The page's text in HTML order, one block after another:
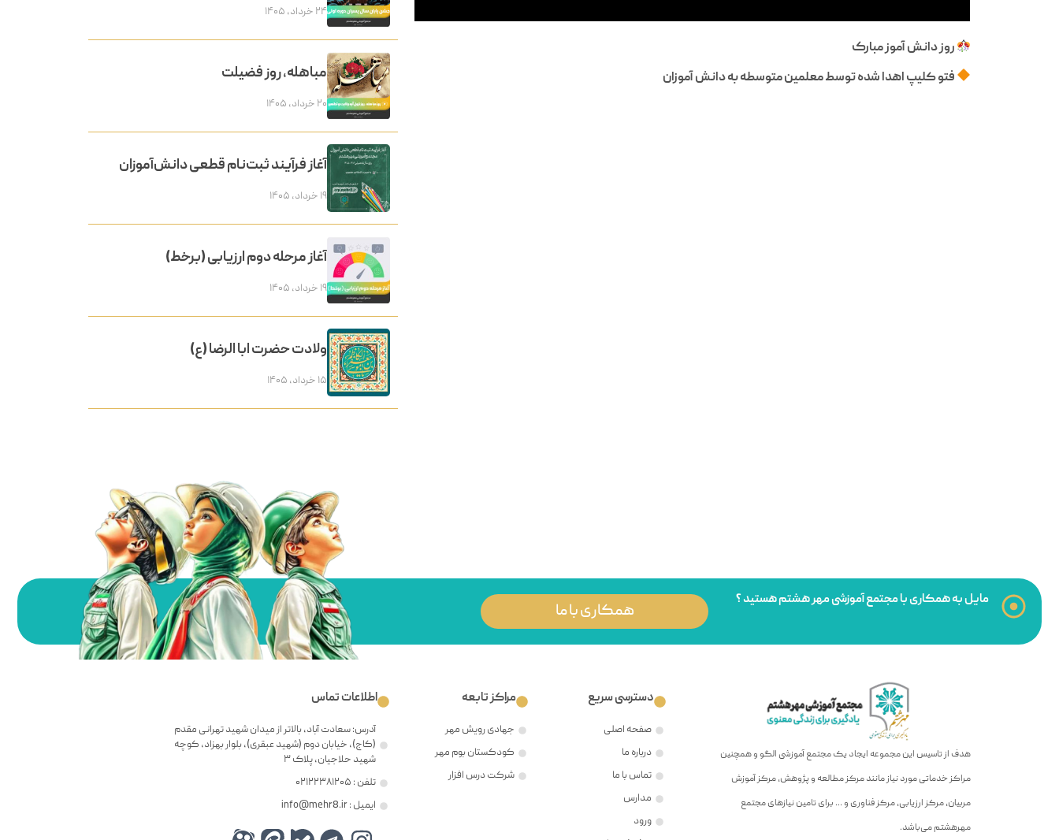
روز دانش آموز مبارک
فتو کلیپ اهدا شده توسط معلمین متوسطه به دانش آموزان
۲۴ خرداد, ۱۴۰۵
مباهله، روز فضیلت
۲۰ خرداد, ۱۴۰۵
آغاز فرآیند ثبت‌نام قطعی دانش‌آموزان
۱۹ خرداد, ۱۴۰۵
آغاز مرحله دوم ارزیابی (برخط)
۱۹ خرداد, ۱۴۰۵
ولادت حضرت ابا الرضا (ع)
۱۵ خرداد, ۱۴۰۵
مایل به همکاری با مجتمع آموزشی مهر هشتم هستید ؟
همکاری با ما
هدف از تاسیس این مجموعه ایجاد یک مجتمع آموزشی الگو و همچنین
مراکز خدماتی مورد نیاز مانند مرکز مطالعه و پژوهش، مرکز آموزش
مربیان، مرکز ارزیابی، مرکز فناوری و … برای تامین نیازهای مجتمع
مهرهشتم می‌باشد.
دسترسی سریع
صفحه اصلی
درباره ما
تماس با ما
مدارس
ورود
مراکز تابعه
جهادی رویش مهر
کودکستان بوم مهر
شرکت درس افزار
اطلاعات تماس
آدرس: سعادت آباد، بالاتر از میدان شهید تهرانی مقدم
(کاج)، خیابان دوم (شهید عبقری)، بلوار بهزاد، کوچه
شهید حلاجیان، پلاک ۳
تلفن : ۰۲۱۲۲۳۸۱۲۰۵
ایمیل : info@mehr8.ir